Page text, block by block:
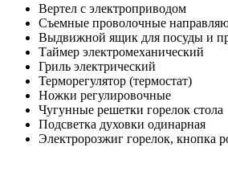
Вертел с электроприводом
Съемные проволочные
Выдвижной ящик для посуды и
Таймер электромеханический
Гриль электрический
Терморегулятор (термостат)
Ножки регулировочные
Чугунные решетки горелок стола
Подсветка духовки одинарная
Электророзжиг горелок, кнопка